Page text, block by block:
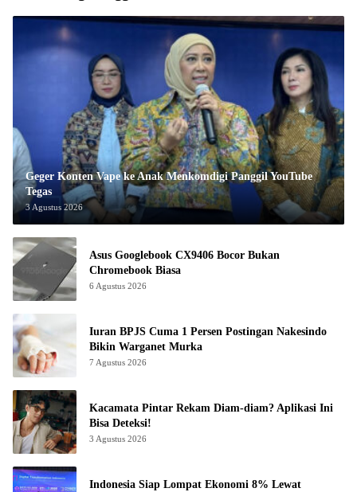
Geger Konten Vape ke Anak Menkomdigi Panggil YouTube
Tegas
3 Agustus 2026
Asus Googlebook CX9406 Bocor Bukan
Chromebook Biasa
6 Agustus 2026
Iuran BPJS Cuma 1 Persen Postingan Nakesindo
Bikin Warganet Murka
7 Agustus 2026
Kacamata Pintar Rekam Diam-diam? Aplikasi Ini
Bisa Deteksi!
3 Agustus 2026
Indonesia Siap Lompat Ekonomi 8% Lewat